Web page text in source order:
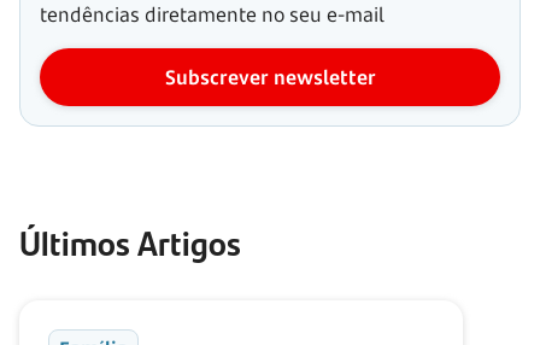
tendências diretamente no seu e-mail
Subscrever newsletter
Últimos Artigos